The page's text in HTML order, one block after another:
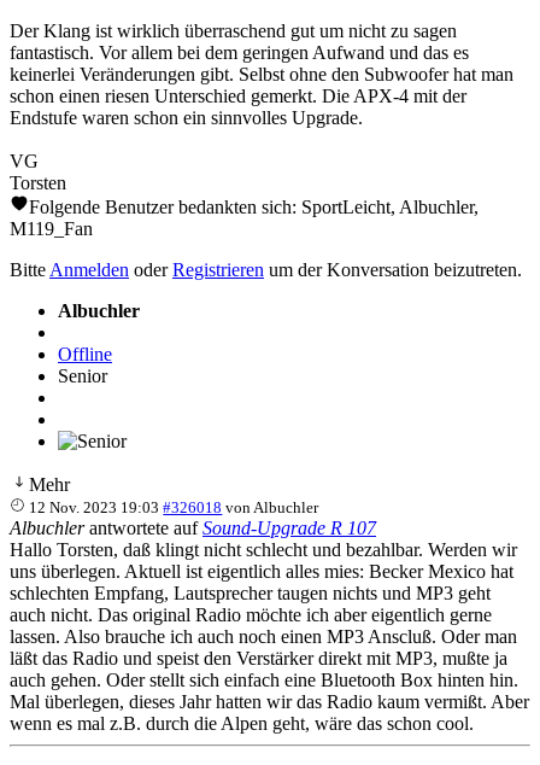
Der Klang ist wirklich überraschend gut um nicht zu sagen
fantastisch. Vor allem bei dem geringen Aufwand und das es
keinerlei Veränderungen gibt. Selbst ohne den Subwoofer hat man
schon einen riesen Unterschied gemerkt. Die APX-4 mit der
Endstufe waren schon ein sinnvolles Upgrade.
VG
Torsten
Folgende Benutzer bedankten sich: SportLeicht, Albuchler,
M119_Fan
Bitte Anmelden oderRegistrieren um der Konversation beizutreten.
Albuchler
Offline
Senior
Mehr
12 Nov. 2023 19:03 #326018 vonAlbuchler
Albuchlerantwortete aufSound-Upgrade R 107
Hallo Torsten, daß klingt nicht schlecht und bezahlbar. Werden wir
uns überlegen. Aktuell ist eigentlich alles mies: Becker Mexico hat
schlechten Empfang, Lautsprecher taugen nichts und MP3 geht
auch nicht. Das original Radio möchte ich aber eigentlich gerne
lassen. Also brauche ich auch noch einen MP3 Anscluß. Oder man
läßt das Radio und speist den Verstärker direkt mit MP3, mußte ja
auch gehen. Oder stellt sich einfach eine Bluetooth Box hinten hin.
Mal überlegen, dieses Jahr hatten wir das Radio kaum vermißt. Aber
wenn es mal z.B. durch die Alpen geht, wäre das schon cool.